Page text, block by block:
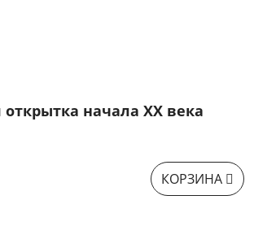
начала XX века
КОРЗИНА